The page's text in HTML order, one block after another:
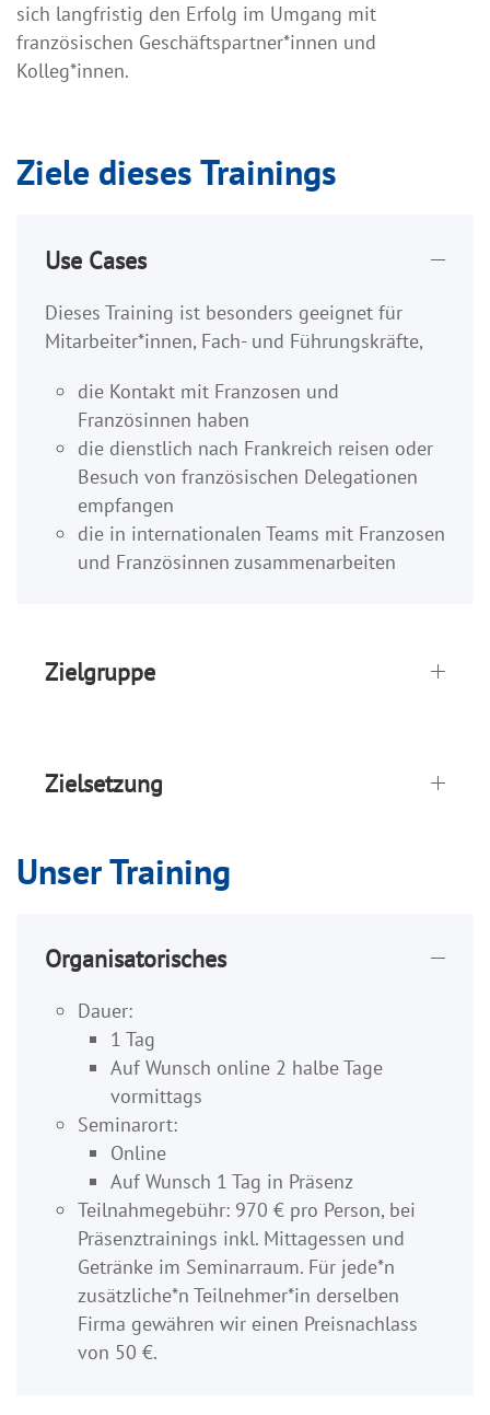
sich langfristig den Erfolg im Umgang mit
französischen Geschäftspartner*innen und
Kolleg*innen.
Ziele dieses Trainings
Use Cases
Dieses Training ist besonders geeignet für
Mitarbeiter*innen, Fach- und Führungskräfte,
die Kontakt mit Franzosen und
Französinnen haben
die dienstlich nach Frankreich reisen oder
Besuch von französischen Delegationen
empfangen
die in internationalen Teams mit Franzosen
und Französinnen zusammenarbeiten
Zielgruppe
Zielsetzung
Unser Training
Organisatorisches
Dauer:
1 Tag
Auf Wunsch online 2 halbe Tage
vormittags
Seminarort:
Online
Auf Wunsch 1 Tag in Präsenz
Teilnahmegebühr: 970 € pro Person, bei
Präsenztrainings inkl. Mittagessen und
Getränke im Seminarraum. Für jede*n
zusätzliche*n Teilnehmer*in derselben
Firma gewähren wir einen Preisnachlass
von 50 €.